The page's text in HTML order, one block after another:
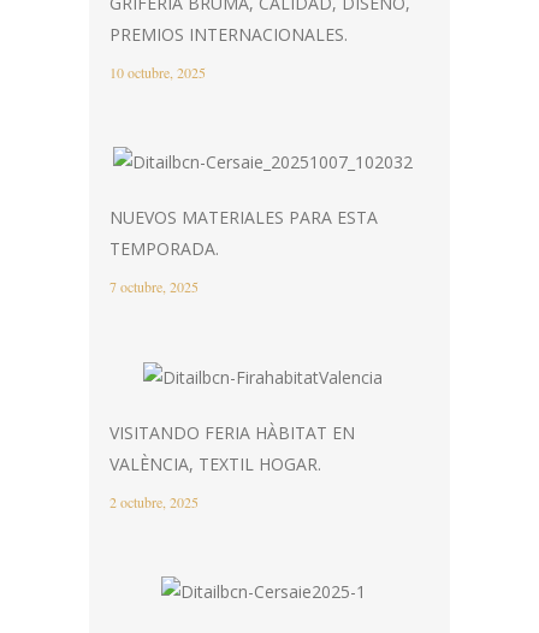
PREMIOS INTERNACIONALES.
10 octubre, 2025
NUEVOS MATERIALES PARA ESTA
TEMPORADA.
7 octubre, 2025
VISITANDO FERIA HÀBITAT EN
VALÈNCIA, TEXTIL HOGAR.
2 octubre, 2025